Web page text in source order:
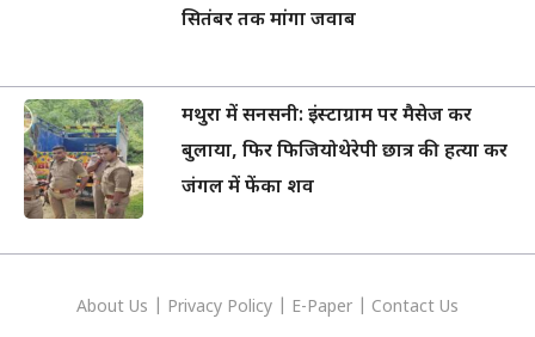
सितंबर तक मांगा जवाब
मथुरा में सनसनी: इंस्टाग्राम पर मैसेज कर
बुलाया, फिर फिजियोथेरेपी छात्र की हत्या कर
जंगल में फेंका शव
About Us Privacy Policy E-Paper Contact Us